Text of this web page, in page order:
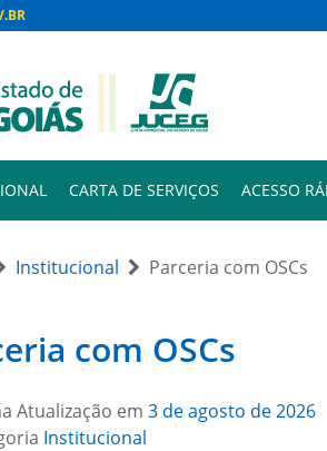
CARTA DE SERVIÇOS ACESSO
Institucional Parceria com OSCs
com OSCs
Atualização em 3 de agosto de 2026
Institucional